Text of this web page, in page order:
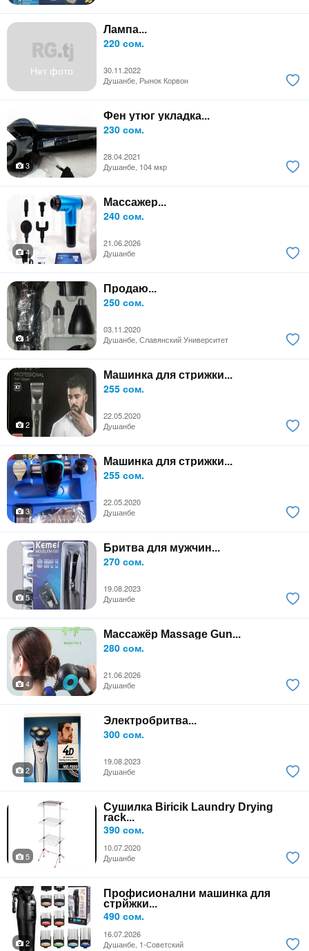
Нет фото
Лампа...
220 сом.
30.11.2022
Душанбе, Рынок Корвон
Фен утюг укладка...
230 сом.
28.04.2021
3
Душанбе, 104 мкр
Массажер...
240 сом.
21.06.2026
4
Душанбе
Продаю...
250 сом.
03.11.2020
1
Душанбе, Славянский Университет
Машинка для стрижки...
255 сом.
22.05.2020
2
Душанбе
Машинка для стрижки...
255 сом.
22.05.2020
3
Душанбе
Бритва для мужчин...
270 сом.
19.08.2023
5
Душанбе
Массажёр Massage Gun...
280 сом.
21.06.2026
4
Душанбе
Электробритва...
300 сом.
19.08.2023
2
Душанбе
Сушилка Biricik Laundry Drying
rack...
390 сом.
10.07.2020
5
Душанбе
Профисионални машинка для
стрйжки...
490 сом.
16.07.2026
2
Душанбе, 1-Советский